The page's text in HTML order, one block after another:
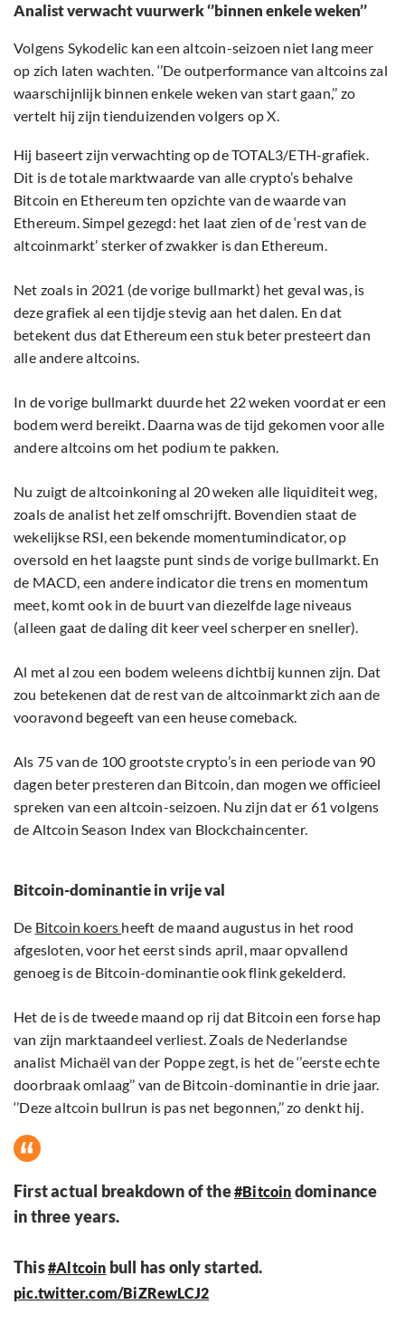
Analist verwacht vuurwerk ‘’binnen enkele weken’’
Volgens Sykodelic kan een altcoin-seizoen niet lang meer
op zich laten wachten. ‘’De outperformance van altcoins zal
waarschijnlijk binnen enkele weken van start gaan,’’ zo
vertelt hij zijn tienduizenden volgers op X.
Hij baseert zijn verwachting op de TOTAL3/ETH-grafiek.
Dit is de totale marktwaarde van alle crypto’s behalve
Bitcoin en Ethereum ten opzichte van de waarde van
Ethereum. Simpel gezegd: het laat zien of de ‘rest van de
altcoinmarkt’ sterker of zwakker is dan Ethereum.
Net zoals in 2021 (de vorige bullmarkt) het geval was, is
deze grafiek al een tijdje stevig aan het dalen. En dat
betekent dus dat Ethereum een stuk beter presteert dan
alle andere altcoins.
In de vorige bullmarkt duurde het 22 weken voordat er een
bodem werd bereikt. Daarna was de tijd gekomen voor alle
andere altcoins om het podium te pakken.
Nu zuigt de altcoinkoning al 20 weken alle liquiditeit weg,
zoals de analist het zelf omschrijft. Bovendien staat de
wekelijkse RSI, een bekende momentumindicator, op
oversold en het laagste punt sinds de vorige bullmarkt. En
de MACD, een andere indicator die trens en momentum
meet, komt ook in de buurt van diezelfde lage niveaus
(alleen gaat de daling dit keer veel scherper en sneller).
Al met al zou een bodem weleens dichtbij kunnen zijn. Dat
zou betekenen dat de rest van de altcoinmarkt zich aan de
vooravond begeeft van een heuse comeback.
Als 75 van de 100 grootste crypto’s in een periode van 90
dagen beter presteren dan Bitcoin, dan mogen we officieel
spreken van een altcoin-seizoen. Nu zijn dat er 61 volgens
de Altcoin Season Index van Blockchaincenter.
Bitcoin-dominantie in vrije val
De Bitcoin koers heeft de maand augustus in het rood
afgesloten, voor het eerst sinds april, maar opvallend
genoeg is de Bitcoin-dominantie ook flink gekelderd.
Het de is de tweede maand op rij dat Bitcoin een forse hap
van zijn marktaandeel verliest. Zoals de Nederlandse
analist Michaël van der Poppe zegt, is het de ‘’eerste echte
doorbraak omlaag’’ van de Bitcoin-dominantie in drie jaar.
‘’Deze altcoin bullrun is pas net begonnen,’’ zo denkt hij.
First actual breakdown of the#Bitcoin dominance
in three years.
This#Altcoin bull has only started.
pic.twitter.com/BiZRewLCJ2